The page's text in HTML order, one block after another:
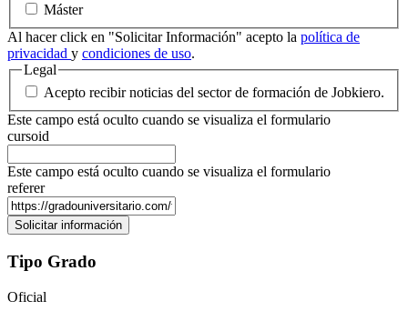
Máster
Al hacer click en "Solicitar Información" acepto la política de
privacidad y condiciones de uso.
Legal
Acepto recibir noticias del sector de formación de Jobkiero.
Este campo está oculto cuando se visualiza el formulario
cursoid
Este campo está oculto cuando se visualiza el formulario
referer
Tipo Grado
Oficial